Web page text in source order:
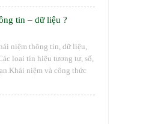
tin – dữ liệu ?
niệm thông tin, dữ liệu,
loại tín hiệu tương tự, số,
niệm và công thức